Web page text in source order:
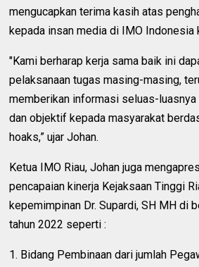
mengucapkan terima kasih atas
kepada insan media di IMO Indonesia
"Kami berharap kerja sama baik ini
pelaksanaan tugas masing-masing,
memberikan informasi seluas-luasnya
dan objektif kepada masyarakat
hoaks,” ujar Johan.
Ketua IMO Riau, Johan juga
pencapaian kinerja Kejaksaan Tinggi
kepemimpinan Dr. Supardi, SH MH di
tahun 2022 seperti :
1. Bidang Pembinaan dari jumlah